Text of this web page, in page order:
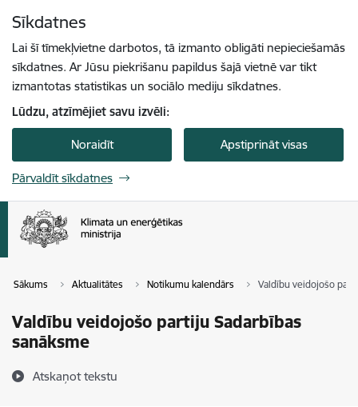
Sīkdatnes
Lai šī tīmekļvietne darbotos, tā izmanto obligāti nepieciešamās
sīkdatnes. Ar Jūsu piekrišanu papildus šajā vietnē var tikt
izmantotas statistikas un sociālo mediju sīkdatnes.
Lūdzu, atzīmējiet savu izvēli:
Noraidīt Apstiprināt visas
Pārvaldīt sīkdatnes
Sākums Aktualitātes Notikumu kalendārs Valdību veidojošo
Valdību veidojošo partiju Sadarbības
sanāksme
Atskaņot tekstu